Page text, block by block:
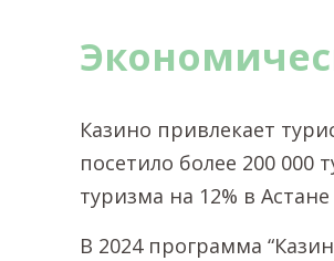
Казино привлекает
посетило более 200 000
туризма на 12% в
В 2024 программа